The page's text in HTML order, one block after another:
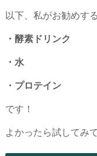
以下、私がお勧めする
・酵素ドリンク
・水
・プロテイン
です！
よかったら試してみ